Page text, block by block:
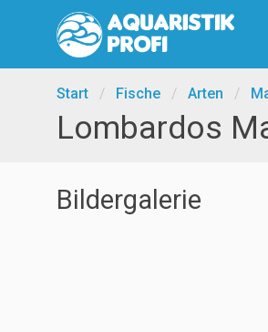
Start / Fische / Arten /
Lombardos
Bildergalerie